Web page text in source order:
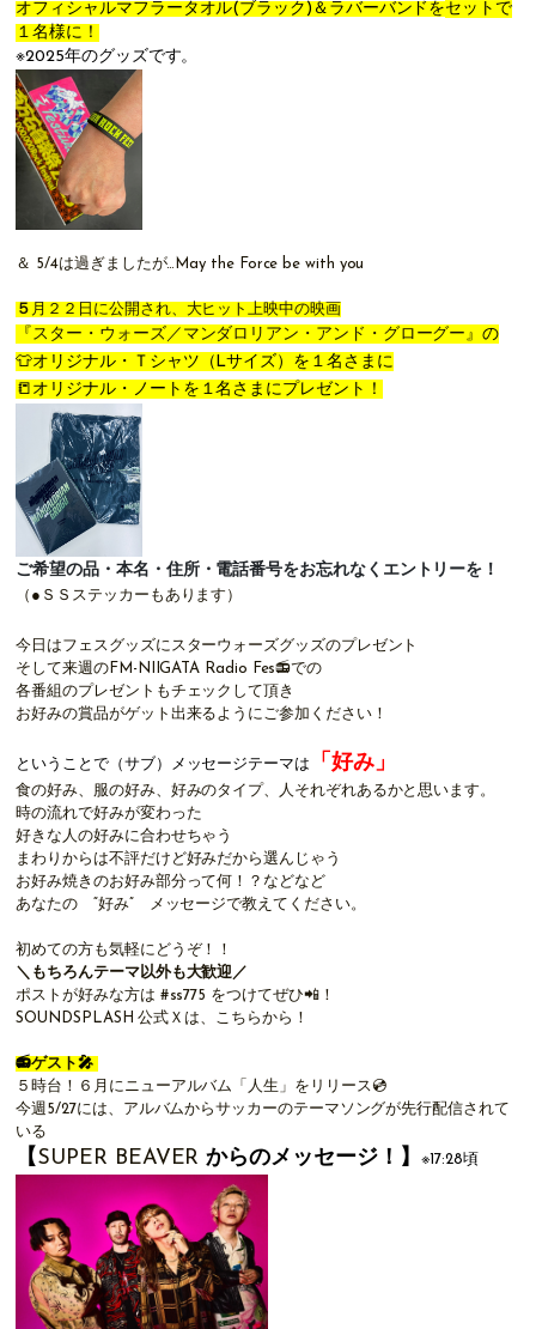
オフィシャルマフラータオル(ブラック)＆ラバーバンドをセットで
１名様に！
※2025年のグッズです。
＆ 5/4は過ぎましたが… May the Force be with you
５ 月２２日に公開され、大ヒット上映中の映画
『 スター・ウォーズ／マンダロリアン・アンド・グローグー』の
👕オリジナル・Ｔシャツ（Lサイズ）を１名さまに
📒オリジナル・ノートを１名さまにプレゼント！
ご希望の品・本名・住所・電話番号をお忘れなくエントリーを！
（●ＳＳステッカーもあります）
今日はフェスグッズにスターウォーズグッズのプレゼント
そして来週のFM-NIIGATA Radio Fes📻での
各番組のプレゼントもチェックして頂き
お好みの賞品がゲット出来るようにご参加ください！
ということで（サブ）メッセージテーマは 「好み」
食の好み、服の好み、好みのタイプ、人それぞれあるかと思います。
時の流れで好みが変わった
好きな人の好みに合わせちゃう
まわりからは不評だけど好みだから選んじゃう
お好み焼きのお好み部分って何！？などなど
あなたの “好み” メッセージで教えてください。
初めての方も気軽にどうぞ！！
＼もちろんテーマ以外も大歓迎／
ポストが好みな方は #ss775 をつけてぜひ📲！
SOUNDSPLASH 公式Ｘは、 こちらから！
📻ゲスト🎤
５時台！６月にニューアルバム「人生」をリリース💿
今週5/27には、アルバムからサッカーのテーマソングが先行配信されて
いる
【SUPER BEAVER からのメッセージ！ 】 ※17:28頃